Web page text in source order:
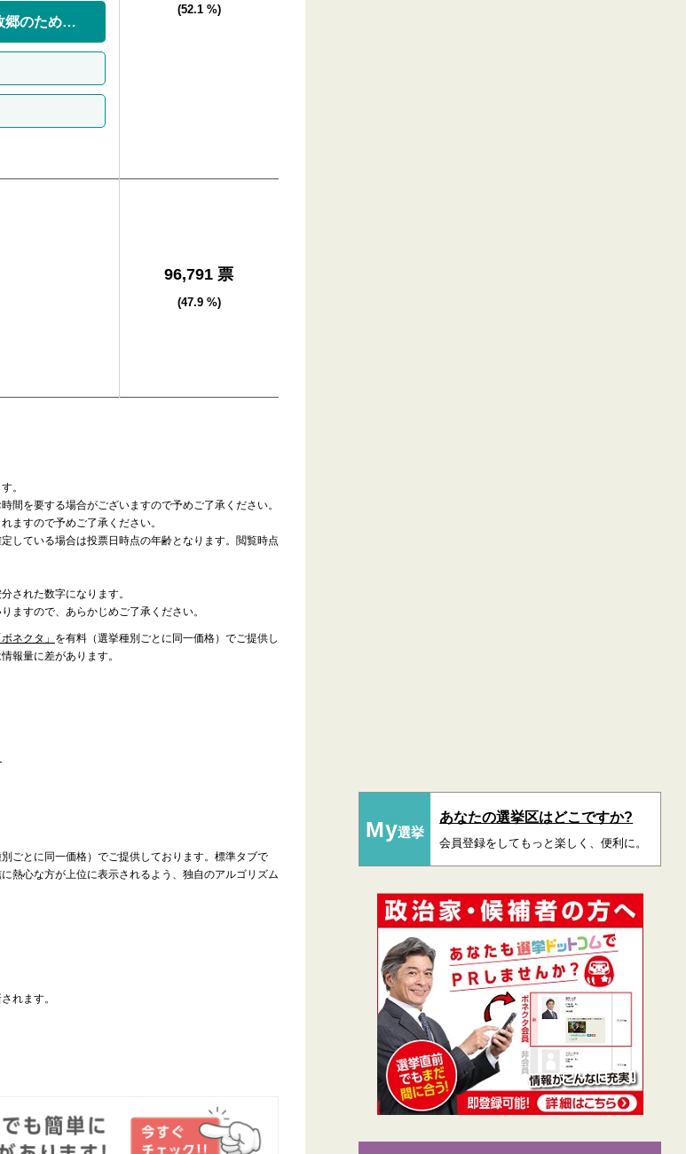
「党より人物」 「すべてをこの故郷のために」
(52.1 %)
96,791 票
(47.9 %)
。
を要する場合がございますので予めご了承ください。
ますので予めご了承ください。
している場合は投票日時点の年齢となります。閲覧時点
された数字になります。
ますので、あらかじめご了承ください。
ネクタ」 を有料（選挙種別ごとに同一価格）でご提供し
報量に差があります。
ごとに同一価格）でご提供しております。標準タブで
熱心な方が上位に表示されるよう、独自のアルゴリズム
れます。
My選挙
あなたの選挙区はどこですか?
会員登録をしてもっと楽しく、便利に。